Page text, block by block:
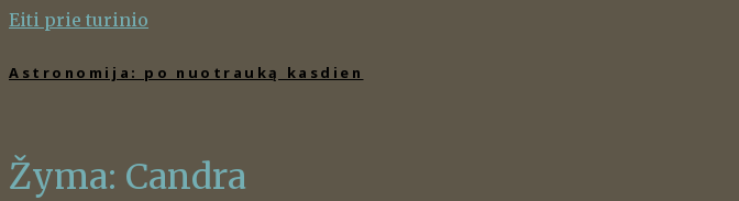
Eiti prie turinio
Astronomija: po nuotrauką kasdien
Žyma: Candra